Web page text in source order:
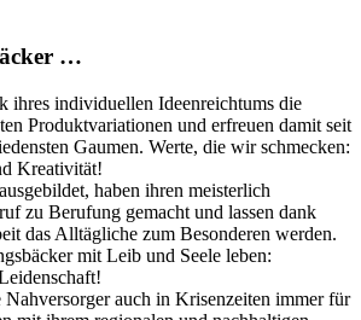
…
ihres individuellen Ideenreichtums die
Produktvariationen und erfreuen damit seit
Gaumen. Werte, die wir schmecken:
Kreativität!
haben ihren meisterlich
zu Berufung gemacht und lassen dank
das Alltägliche zum Besonderen werden.
mit Leib und Seele leben:
auch in Krisenzeiten immer für